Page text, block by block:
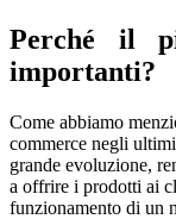
Perché il
importanti?
Come abbiamo
commerce negli
grande evoluzione,
a offrire i prodotti ai
funzionamento di un